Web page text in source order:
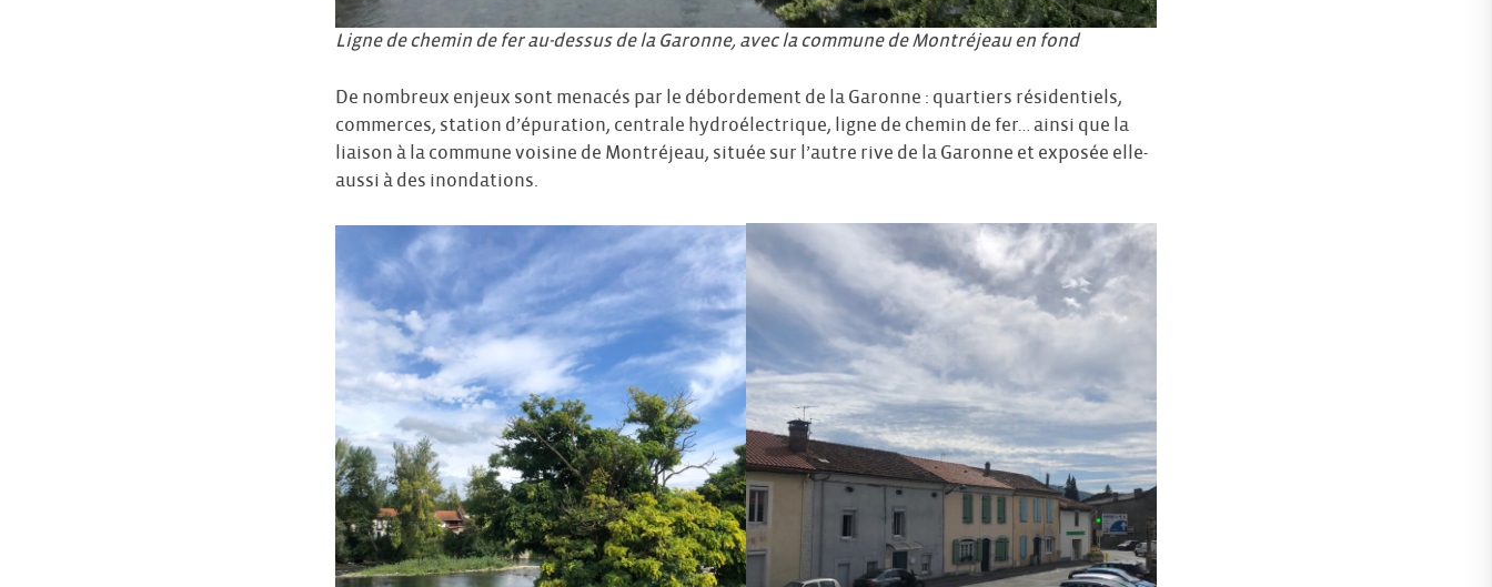
Ligne de chemin de fer au-dessus de la Garonne, avec la commune de Montréjeau en fond
De nombreux enjeux sont menacés par le débordement de la Garonne : quartiers résidentiels,
commerces, station d’épuration, centrale hydroélectrique, ligne de chemin de fer… ainsi que la
liaison à la commune voisine de Montréjeau, située sur l’autre rive de la Garonne et exposée elle-
aussi à des inondations.